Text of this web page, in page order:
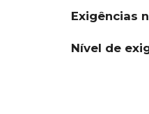
Exigências
Nível de